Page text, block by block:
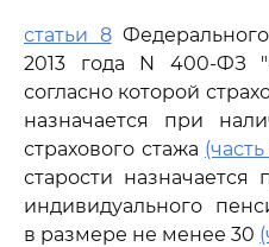
статьи 8
2013 года N 400-ФЗ
согласно которой
назначается при
страхового стажа (часть
старости
индивидуального
в размере не менее 30